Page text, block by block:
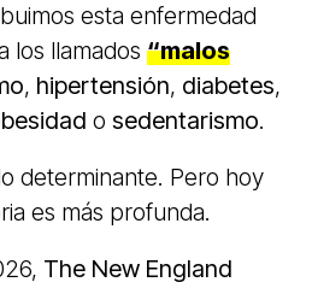
esta enfermedad
los llamados “malos
, hipertensión, diabetes,
o sedentarismo.
determinante. Pero hoy
es más profunda.
The New England